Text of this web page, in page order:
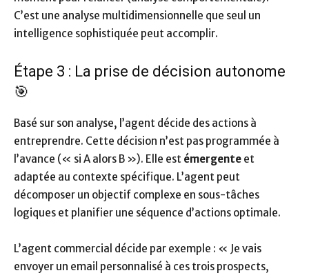
C’est une analyse multidimensionnelle que seul un
intelligence sophistiquée peut accomplir.
Étape 3 : La prise de décision autonome
🎯
Basé sur son analyse, l’agent décide des actions à
entreprendre. Cette décision n’est pas programmée à
l’avance (« si A alors B »). Elle est émergente et
adaptée au contexte spécifique. L’agent peut
décomposer un objectif complexe en sous-tâches
logiques et planifier une séquence d’actions optimale.
L’agent commercial décide par exemple : « Je vais
envoyer un email personnalisé à ces trois prospects,